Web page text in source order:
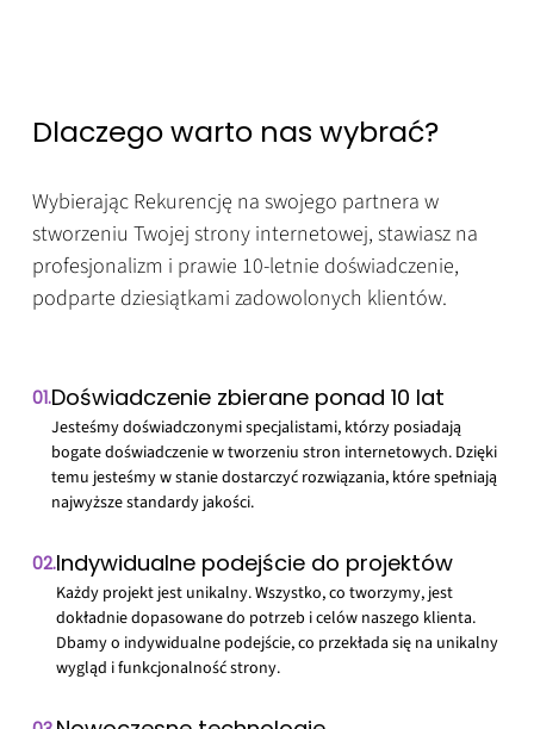
Dlaczego warto nas wybrać?
Wybierając Rekurencję na swojego partnera w
stworzeniu Twojej strony internetowej, stawiasz na
profesjonalizm i prawie 10-letnie doświadczenie,
podparte dziesiątkami zadowolonych klientów.
01.Doświadczenie zbierane ponad 10 lat
Jesteśmy doświadczonymi specjalistami, którzy posiadają
bogate doświadczenie w tworzeniu stron internetowych. Dzięki
temu jesteśmy w stanie dostarczyć rozwiązania, które spełniają
najwyższe standardy jakości.
02.Indywidualne podejście do projektów
Każdy projekt jest unikalny. Wszystko, co tworzymy, jest
dokładnie dopasowane do potrzeb i celów naszego klienta.
Dbamy o indywidualne podejście, co przekłada się na unikalny
wygląd i funkcjonalność strony.